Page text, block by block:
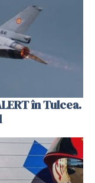
în Tulcea.